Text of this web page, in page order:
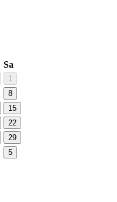
Sa
1
8
15
22
29
5